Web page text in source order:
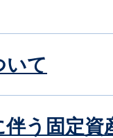
いて
う固定資